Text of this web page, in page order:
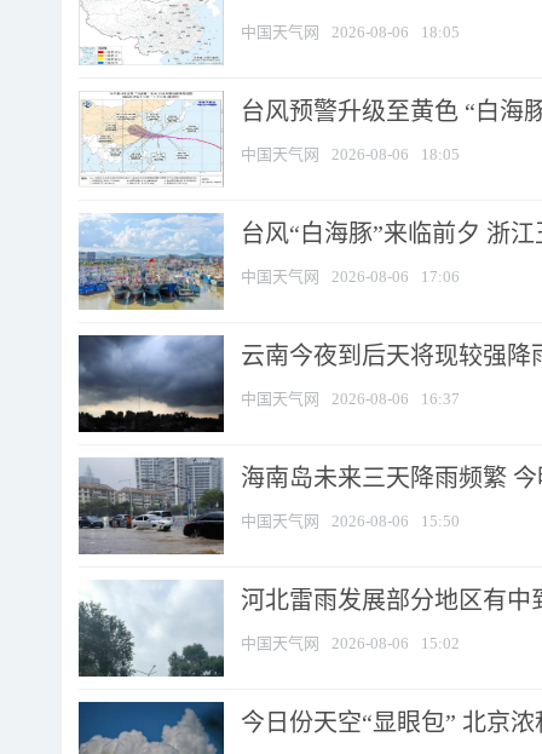
中国天气网 2026-08-06 18:05
台风预警升级至黄色 “白海
中国天气网 2026-08-06 18:05
台风“白海豚”来临前夕 浙
中国天气网 2026-08-06 17:06
云南今夜到后天将现较强降
中国天气网 2026-08-06 16:37
海南岛未来三天降雨频繁
中国天气网 2026-08-06 15:50
河北雷雨发展部分地区有中
中国天气网 2026-08-06 15:02
今日份天空“显眼包” 北京